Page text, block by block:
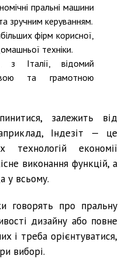
пральні машини
зручним керуванням.
фірм корисної,
техніки.
Італії, відомий
та грамотною
залежить від
Індезіт — це
технологій економії
виконання функцій, а
у всьому.
говорять про пральну
дизайну або повне
і треба орієнтуватися,
виборі.